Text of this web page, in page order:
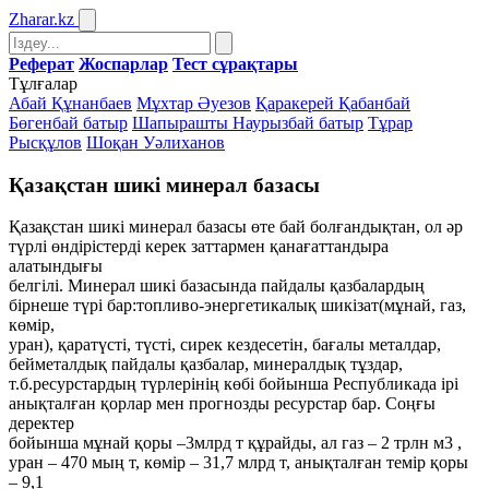
Zharar.kz
Реферат Жоспарлар Тест сұрақтары
Тұлғалар
Абай Құнанбаев Мұхтар Әуезов Қаракерей Қабанбай
Бөгенбай батыр Шапырашты Наурызбай батыр Тұрар
Рысқұлов Шоқан Уәлиханов
Қазақстан шикі минерал базасы
Қазақстан шикі минерал базасы өте бай болғандықтан, ол әр
түрлі өндірістерді керек заттармен қанағаттандыра
алатындығы
белгілі. Минерал шикі базасында пайдалы қазбалардың
бірнеше түрі бар:топливо-энергетикалық шикізат(мұнай, газ,
көмір,
уран), қаратүсті, түсті, сирек кездесетін, бағалы металдар,
бейметалдық пайдалы қазбалар, минералдық тұздар,
т.б.ресурстардың түрлерінің көбі бойынша Республикада ірі
анықталған қорлар мен прогнозды ресурстар бар. Соңғы
деректер
бойынша мұнай қоры –3млрд т құрайды, ал газ – 2 трлн м3 ,
уран – 470 мың т, көмір – 31,7 млрд т, анықталған темір қоры
– 9,1